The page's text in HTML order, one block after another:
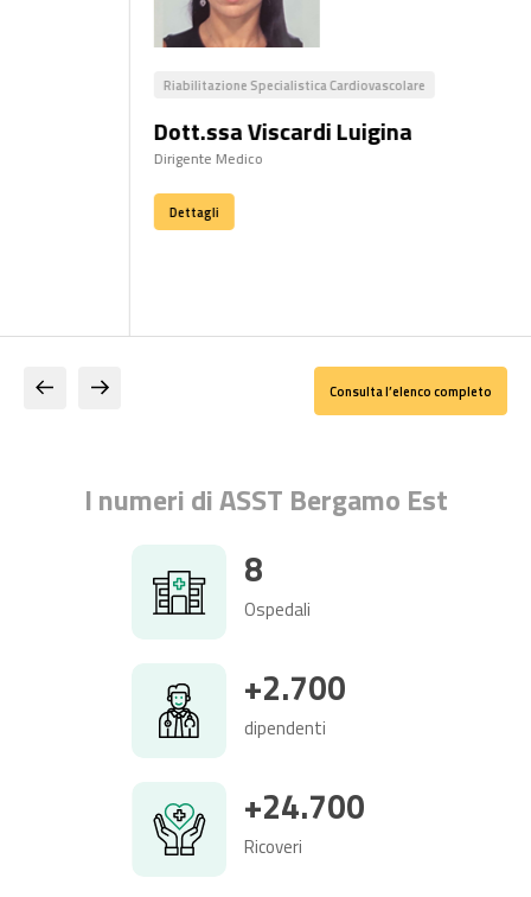
Medicina Generale
Dott. Monteduro Cristina
Direttore Struttura Complessa
Consulta l’elenco completo
I numeri di ASST Bergamo Est
8
Ospedali
+2.700
dipendenti
+24.700
Ricoveri